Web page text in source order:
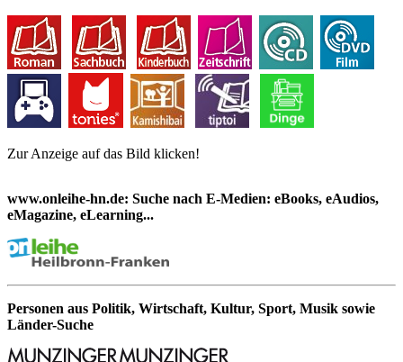
Zur Anzeige auf das Bild klicken!
www.onleihe-hn.de: Suche nach E-Medien: eBooks, eAudios,
eMagazine, eLearning...
Personen aus Politik, Wirtschaft, Kultur, Sport, Musik sowie
Länder-Suche